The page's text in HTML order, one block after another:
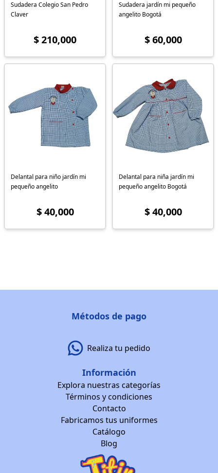
Sudadera Colegio San Pedro
Claver
$ 210,000
Sudadera jardín mi pequeño
angelito Bogotá
$ 60,000
Delantal para niño jardín mi
pequeño angelito
$ 40,000
Delantal para niña jardín mi
pequeño angelito Bogotá
$ 40,000
Métodos de pago
Realiza tu pedido
Información
Explora nuestras categorías
Términos y condiciones
Contacto
Fabricamos tus uniformes
Catálogo
Blog